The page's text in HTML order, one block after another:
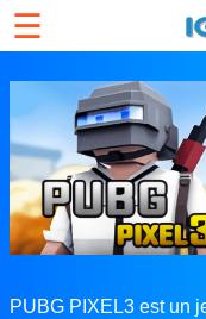
☰
PUBG PIXEL3 est un